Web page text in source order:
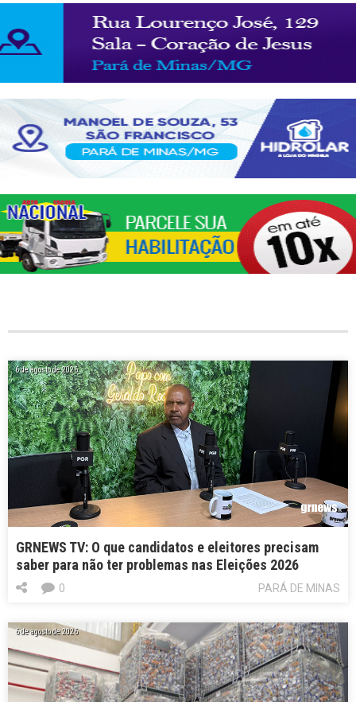
6 de agosto de 2026
GRNEWS TV: O que candidatos e eleitores precisam
saber para não ter problemas nas Eleições 2026
PARÁ DE MINAS
0
6 de agosto de 2026